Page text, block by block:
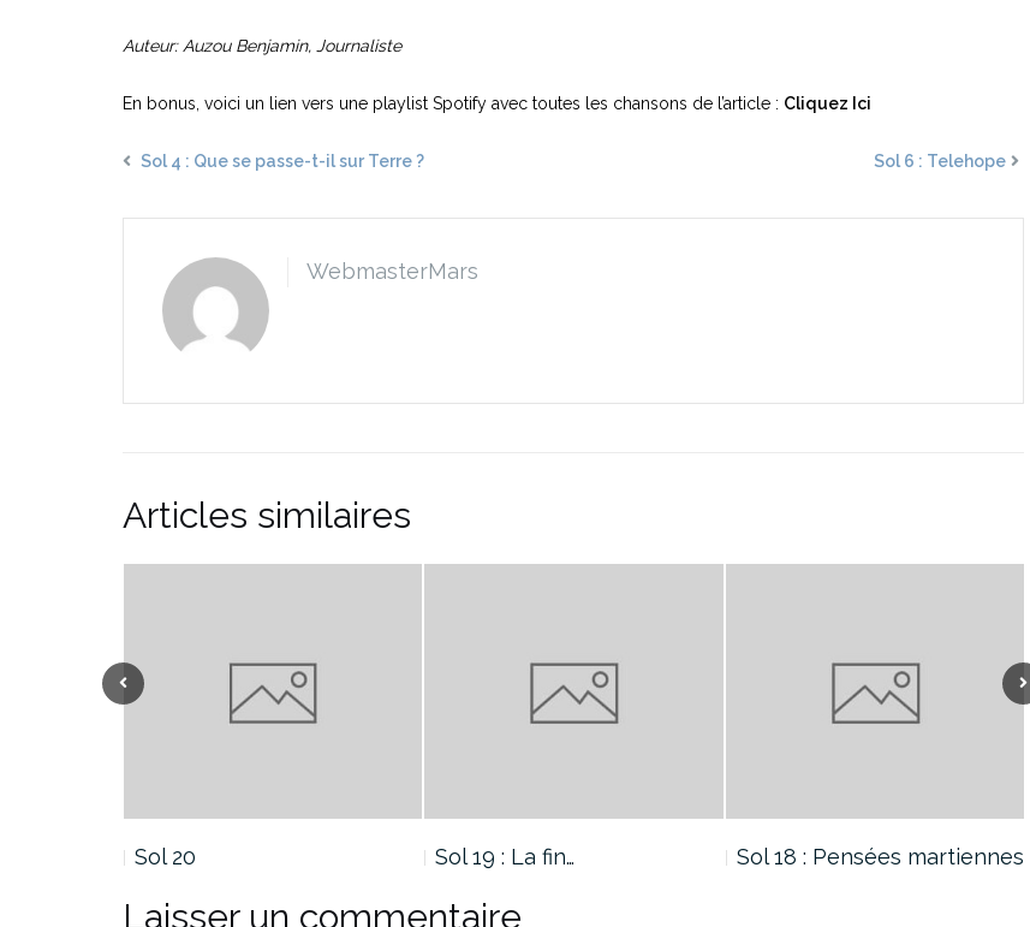
Auteur: Auzou Benjamin, Journaliste
En bonus, voici un lien vers une playlist Spotify avec toutes les chansons de l’article : Cliquez Ici
Sol 4 : Que se passe-t-il sur Terre ? Sol 6 : Telehope
WebmasterMars
Articles similaires
Sol 19 : La fin… Sol 18 : Pensées martiennes Sol 17 : Retour d’urgence
Laisser un commentaire